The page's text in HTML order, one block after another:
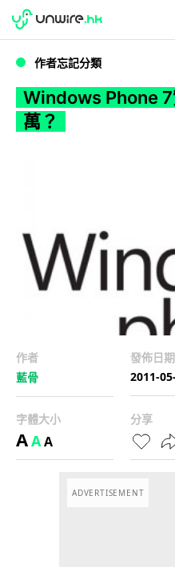
Windows
WWDC 2026
作者忘記分類
Windows Phone
萬？
作者
藍骨
發佈日期
2011-
字體大小
AAA
分享
ADVERTISEMENT